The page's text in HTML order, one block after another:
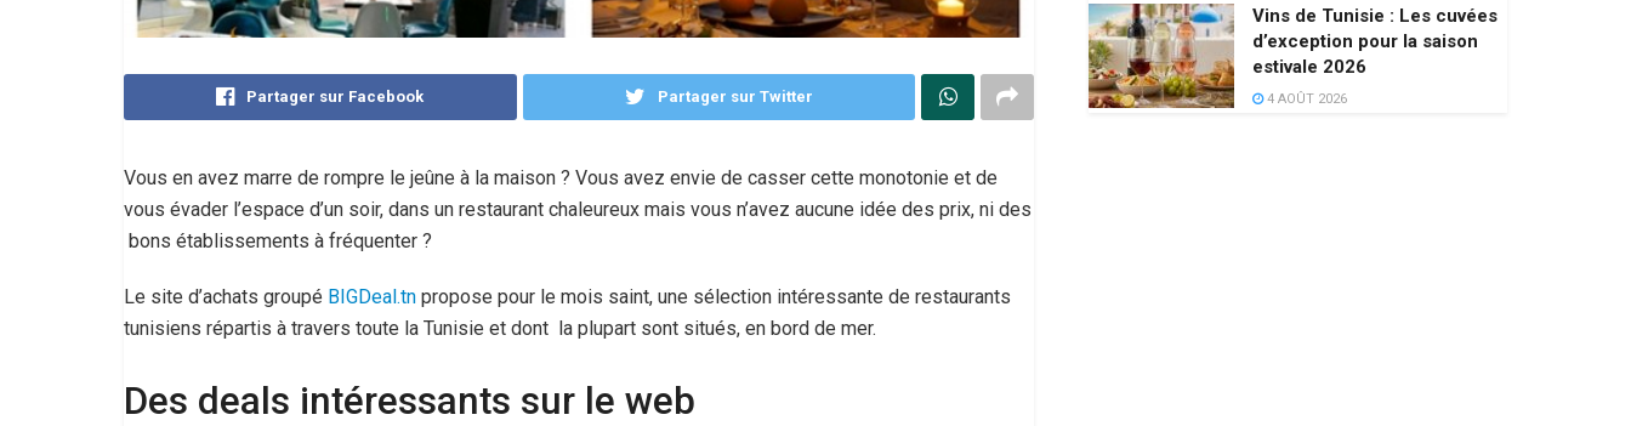
Partager sur Facebook Partager sur Twitter
Vous en avez marre de rompre le jeûne à la maison ? Vous avez envie de casser cette monotonie et de
vous évader l’espace d’un soir, dans un restaurant chaleureux mais vous n’avez aucune idée des prix, ni des
bons établissements à fréquenter ?
Le site d’achats groupé BIGDeal.tn propose pour le mois saint, une sélection intéressante de restaurants
tunisiens répartis à travers toute la Tunisie et dont la plupart sont situés, en bord de mer.
Des deals intéressants sur le web
Vins de Tunisie : Les cuvées
d’exception pour la saison
estivale 2026
4 AOÛT 2026